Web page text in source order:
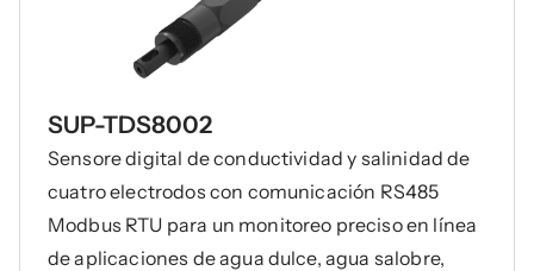
SUP-TDS8002
Sensore digital de conductividad y salinidad de
cuatro electrodos con comunicación RS485
Modbus RTU para un monitoreo preciso en línea
de aplicaciones de agua dulce, agua salobre,